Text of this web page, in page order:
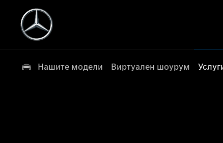
Нашите модели Виртуален шоурум